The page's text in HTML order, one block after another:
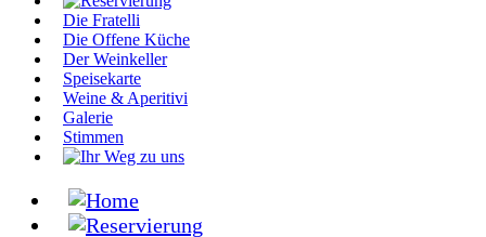
Die Fratelli
Die Offene Küche
Der Weinkeller
Speisekarte
Weine & Aperitivi
Galerie
Stimmen